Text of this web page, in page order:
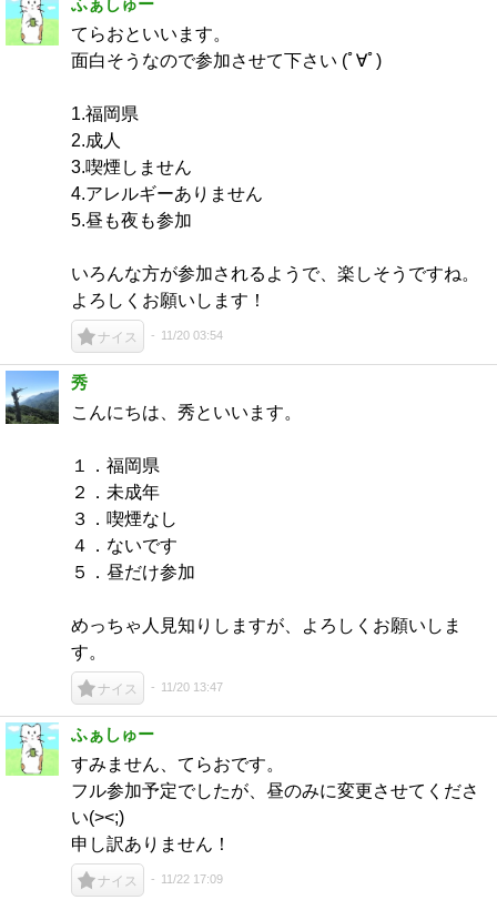
てらおといいます。
面白そうなので参加させて下さい (ﾟ∀ﾟ)
1.福岡県
2.成人
3.喫煙しません
4.アレルギーありません
5.昼も夜も参加
いろんな方が参加されるようで、楽しそうですね。
よろしくお願いします！
ナイス 11/20 03:54
秀
こんにちは、秀といいます。
１．福岡県
２．未成年
３．喫煙なし
４．ないです
５．昼だけ参加
めっちゃ人見知りしますが、よろしくお願いしま
す。
ナイス 11/20 13:47
ふぁしゅー
すみません、てらおです。
フル参加予定でしたが、昼のみに変更させてくださ
い(><;)
申し訳ありません！
ナイス 11/22 17:09